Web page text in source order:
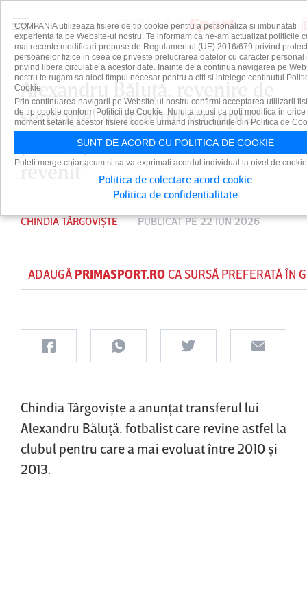
Alexandru Băluţă, revenire de
senzaţie! Atacantul va lupta
pentru primele locuri: ”Bine ai
revenit”
CHINDIA TÂRGOVIȘTE PUBLICAT PE 22 IUN 2026
ADAUGĂ PRIMASPORT.ROCA SURSĂ PREFERATĂ ÎN
Chindia Târgovişte a anunţat transferul lui
Alexandru Băluţă, fotbalist care revine astfel la
clubul pentru care a mai evoluat între 2010 şi
2013.
COMPANIA utilizeaza fisiere de tip cookie pentru a personaliza si imbunatati
experienta ta pe Website-ul nostru. Te informam ca ne-am actualizat politicile
mai recente modificari propuse de Regulamentul (UE) 2016/679 privind
persoanelor fizice in ceea ce priveste prelucrarea datelor cu caracter personal
privind libera circulatie a acestor date. Inainte de a continua navigarea pe
nostru te rugam sa aloci timpul necesar pentru a citi si intelege continutul
Cookie.
Prin continuarea navigarii pe Website-ul nostru confirmi acceptarea utilizarii
de tip cookie conform Politicii de Cookie. Nu uita totusi ca poti modifica in orice
moment setarile acestor fisiere cookie urmand instructiunile din Politica de
SUNT DE ACORD CU POLITICA DE COOKIE
Puteti merge chiar acum si sa va exprimati acordul individual la nivel de
Politica de colectare acord cookie
Politica de confidentialitate